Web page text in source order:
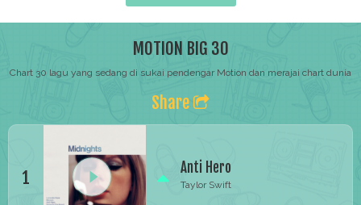
MOTION BIG 30
Chart 30 lagu yang sedang di sukai pendengar Motion dan merajai chart dunia
Share
1 Anti Hero
Taylor Swift